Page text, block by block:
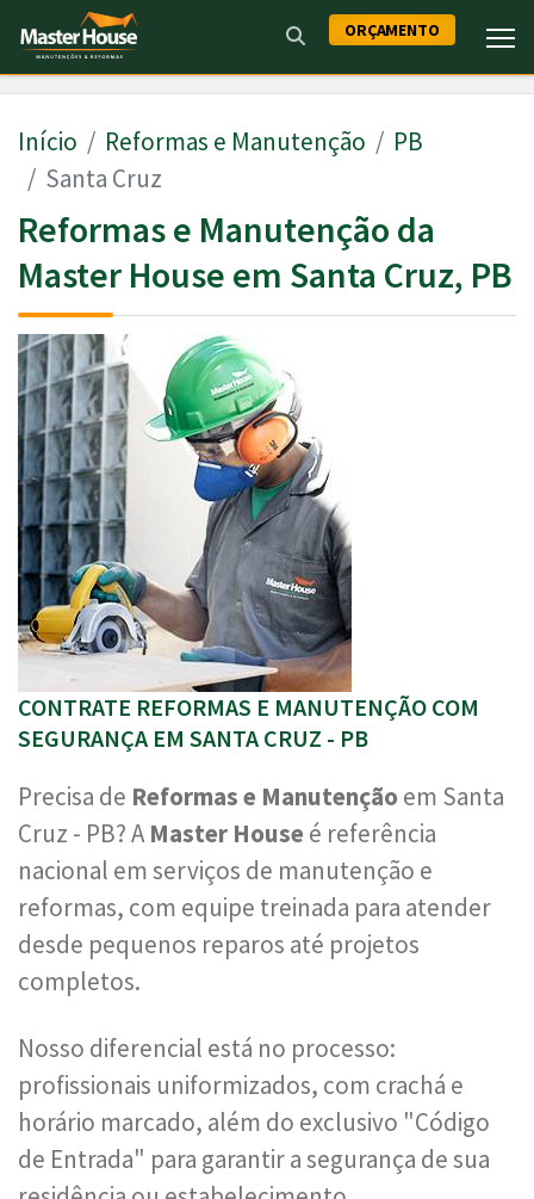
ORÇAMENTO
Início Reformas e Manutenção
PB
Santa Cruz
Reformas e Manutenção da
Master House em Santa Cruz, PB
CONTRATE REFORMAS E MANUTENÇÃO COM
SEGURANÇA EM SANTA CRUZ - PB
Precisa de Reformas e Manutenção em Santa
Cruz - PB? AMaster House é referência
nacional em serviços de manutenção e
reformas, com equipe treinada para atender
desde pequenos reparos até projetos
completos.
Nosso diferencial está no processo:
profissionais uniformizados, com crachá e
horário marcado, além do exclusivo "Código
de Entrada" para garantir a segurança de sua